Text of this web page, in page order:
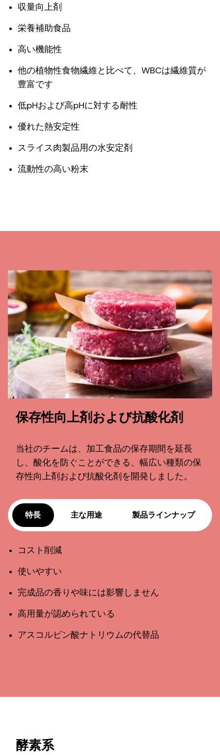
収量向上剤
栄養補助食品
高い機能性
他の植物性食物繊維と比べて、WBCは繊維質が
豊富です
低pHおよび高pHに対する耐性
優れた熱安定性
スライス肉製品用の水安定剤
流動性の高い粉末
保存性向上剤および抗酸化剤
当社のチームは、加工食品の保存期間を延長
し、酸化を防ぐことができる、幅広い種類の保
存性向上剤および抗酸化剤を開発しました。
特長 主な用途 製品ラインナップ
コスト削減
使いやすい
完成品の香りや味には影響しません
高用量が認められている
アスコルビン酸ナトリウムの代替品
酵素系